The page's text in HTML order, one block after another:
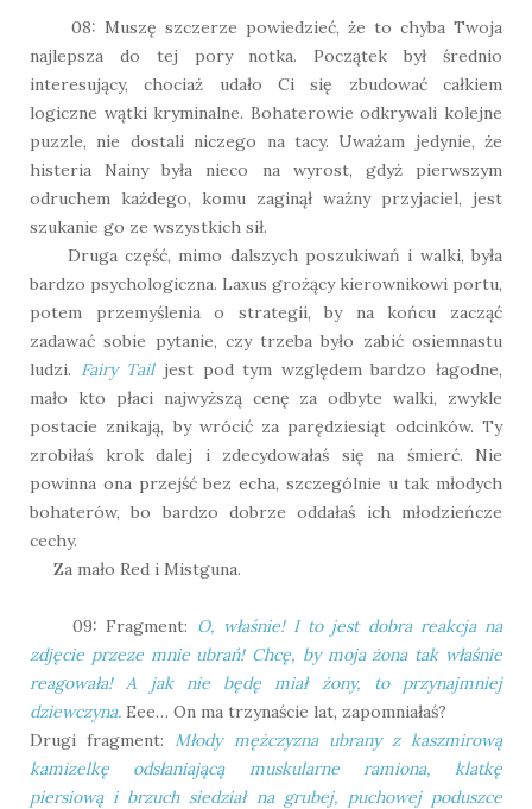
08: Muszę szczerze powiedzieć, że to chyba Twoja
najlepsza do tej pory notka. Początek był średnio
interesujący, chociaż udało Ci się zbudować całkiem
logiczne wątki kryminalne. Bohaterowie odkrywali kolejne
puzzle, nie dostali niczego na tacy. Uważam jedynie, że
histeria Nainy była nieco na wyrost, gdyż pierwszym
odruchem każdego, komu zaginął ważny przyjaciel, jest
szukanie go ze wszystkich sił.
Druga część, mimo dalszych poszukiwań i walki, była
bardzo psychologiczna. Laxus grożący kierownikowi portu,
potem przemyślenia o strategii, by na końcu zacząć
zadawać sobie pytanie, czy trzeba było zabić osiemnastu
ludzi. Fairy Tail jest pod tym względem bardzo łagodne,
mało kto płaci najwyższą cenę za odbyte walki, zwykle
postacie znikają, by wrócić za parędziesiąt odcinków. Ty
zrobiłaś krok dalej i zdecydowałaś się na śmierć. Nie
powinna ona przejść bez echa, szczególnie u tak młodych
bohaterów, bo bardzo dobrze oddałaś ich młodzieńcze
cechy.
Za mało Red i Mistguna.
09: Fragment: O, właśnie! I to jest dobra reakcja na
zdjęcie przeze mnie ubrań! Chcę, by moja żona tak właśnie
reagowała! A jak nie będę miał żony, to przynajmniej
dziewczyna. Eee… On ma trzynaście lat, zapomniałaś?
Drugi fragment: Młody mężczyzna ubrany z kaszmirową
kamizelkę odsłaniającą muskularne ramiona, klatkę
piersiową i brzuch siedział na grubej, puchowej poduszce